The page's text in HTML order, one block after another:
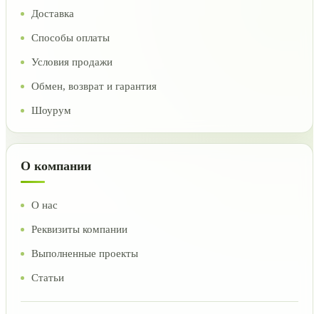
Доставка
Способы оплаты
Условия продажи
Обмен, возврат и гарантия
Шоурум
О компании
О нас
Реквизиты компании
Выполненные проекты
Статьи